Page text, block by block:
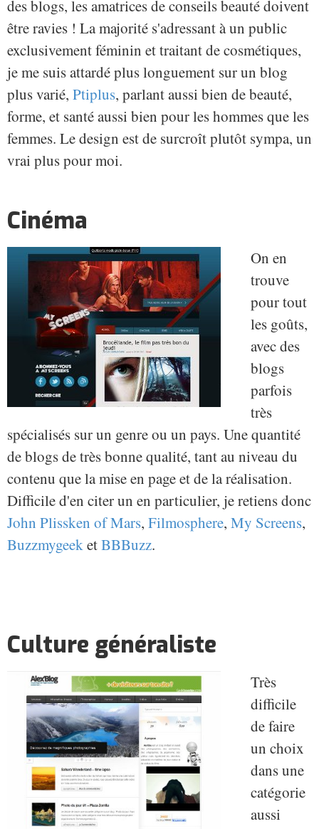
des blogs, les amatrices de conseils beauté doivent
être ravies ! La majorité s'adressant à un public
exclusivement féminin et traitant de cosmétiques,
je me suis attardé plus longuement sur un blog
plus varié, Ptiplus, parlant aussi bien de beauté,
forme, et santé aussi bien pour les hommes que les
femmes. Le design est de surcroît plutôt sympa, un
vrai plus pour moi.
Cinéma
On en
trouve
pour tout
les goûts,
avec des
blogs
parfois
très
spécialisés sur un genre ou un pays. Une quantité
de blogs de très bonne qualité, tant au niveau du
contenu que la mise en page et de la réalisation.
Difficile d'en citer un en particulier, je retiens donc
John Plissken of Mars, Filmosphere, My Screens,
BuzzmygeeketBBBuzz.
Culture généraliste
Très
difficile
de faire
un choix
dans une
catégorie
aussi